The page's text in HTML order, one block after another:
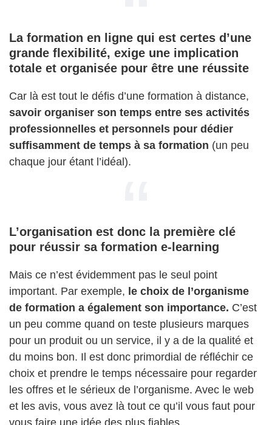
La formation en ligne qui est certes d’une
grande flexibilité, exige une implication
totale et organisée pour être une réussite
Car là est tout le défis d’une formation à distance,
savoir organiser son temps entre ses activités
professionnelles et personnels pour dédier
suffisamment de temps à sa formation (un peu
chaque jour étant l’idéal).
L’organisation est donc la première clé
pour réussir sa formation e-learning
Mais ce n’est évidemment pas le seul point
important. Par exemple, le choix de l’organisme
de formation a également son importance. C’est
un peu comme quand on teste plusieurs marques
pour un produit ou un service, il y a de la qualité et
du moins bon. Il est donc primordial de réfléchir ce
choix et prendre le temps nécessaire pour regarder
les offres et le sérieux de l’organisme. Avec le web
et les avis, vous avez là tout ce qu’il vous faut pour
vous faire une idée des plus fiables.